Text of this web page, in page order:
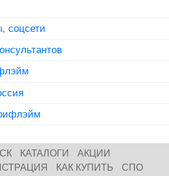
соцсети
КАТАЛОГИ
АКЦИИ
КАК КУПИТЬ
СПО